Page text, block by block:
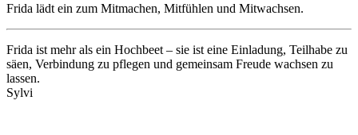
Frida lädt ein zum Mitmachen, Mitfühlen und Mitwachsen.
Frida ist mehr als ein Hochbeet – sie ist eine Einladung, Teilhabe zu
säen, Verbindung zu pflegen und gemeinsam Freude wachsen zu
lassen.
Sylvi